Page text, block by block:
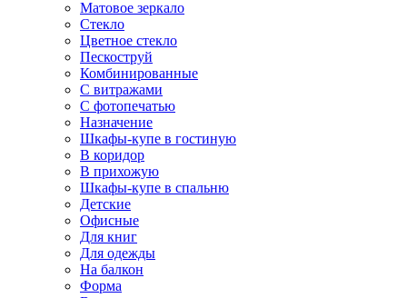
Матовое зеркало
Стекло
Цветное стекло
Пескоструй
Комбинированные
С витражами
С фотопечатью
Назначение
Шкафы-купе в гостиную
В коридор
В прихожую
Шкафы-купе в спальню
Детские
Офисные
Для книг
Для одежды
На балкон
Форма